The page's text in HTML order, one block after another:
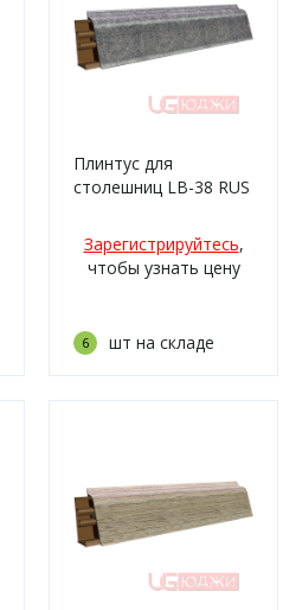
Плинтус для
столешниц LB-38 RUS
425т, 537м, 720м,
543м/210)
Зарегистрируйтесь,
чтобы узнать цену
6 шт на складе